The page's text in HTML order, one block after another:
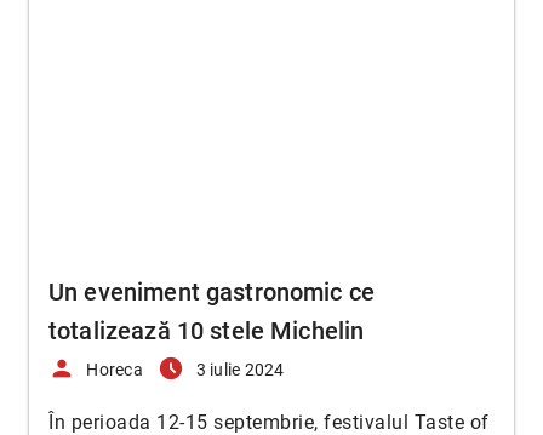
Un eveniment gastronomic ce
totalizează 10 stele Michelin
person Horeca access_time_filled 3 iulie 2024
În perioada 12-15 septembrie, festivalul Taste of